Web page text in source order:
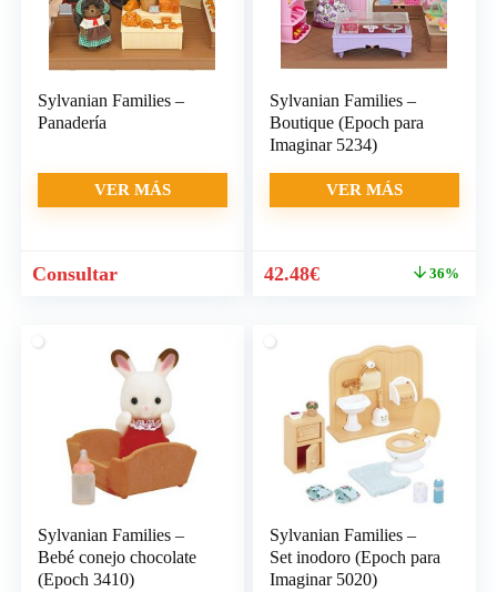
Sylvanian Families –
Panadería
VER MÁS
Consultar
Sylvanian Families –
Boutique (Epoch para
Imaginar 5234)
VER MÁS
El
era:
42.48€El
42.48€.
36%
Sylvanian Families –
Bebé conejo chocolate
(Epoch 3410)
Sylvanian Families –
Set inodoro (Epoch para
Imaginar 5020)